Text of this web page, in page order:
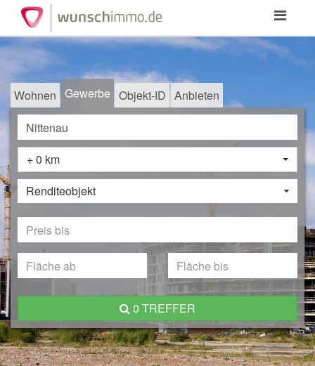
Toggle
Wohnen Gewerbe Objekt-ID Anbieten
+ 0 km
Renditeobjekt
0 TREFFER